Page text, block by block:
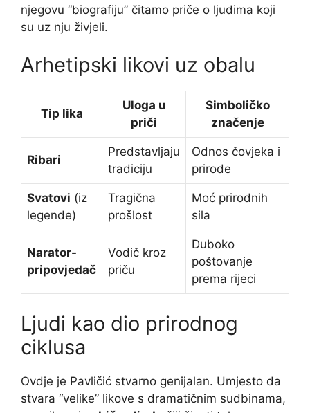
njegovu “biografiju” čitamo priče o ljudima koji
su uz nju živjeli.
Arhetipski likovi uz obalu
Tip lika
Uloga u
priči
Simboličko
značenje
Ribari
Predstavljaju
tradiciju
Odnos čovjeka i
prirode
Svatovi (iz
legende)
Tragična
prošlost
Moć prirodnih
sila
Narator-
pripovjedač
Vodič kroz
priču
Duboko
poštovanje
prema rijeci
Ljudi kao dio prirodnog
ciklusa
Ovdje je Pavličić stvarno genijalan. Umjesto da
stvara “velike” likove s dramatičnim sudbinama,